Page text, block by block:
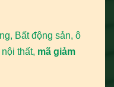
Bất động sản, ô
thất, mã giảm